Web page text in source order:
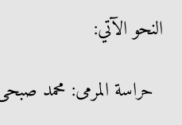
النحو الآتي:
حراسة المرمى: محمد